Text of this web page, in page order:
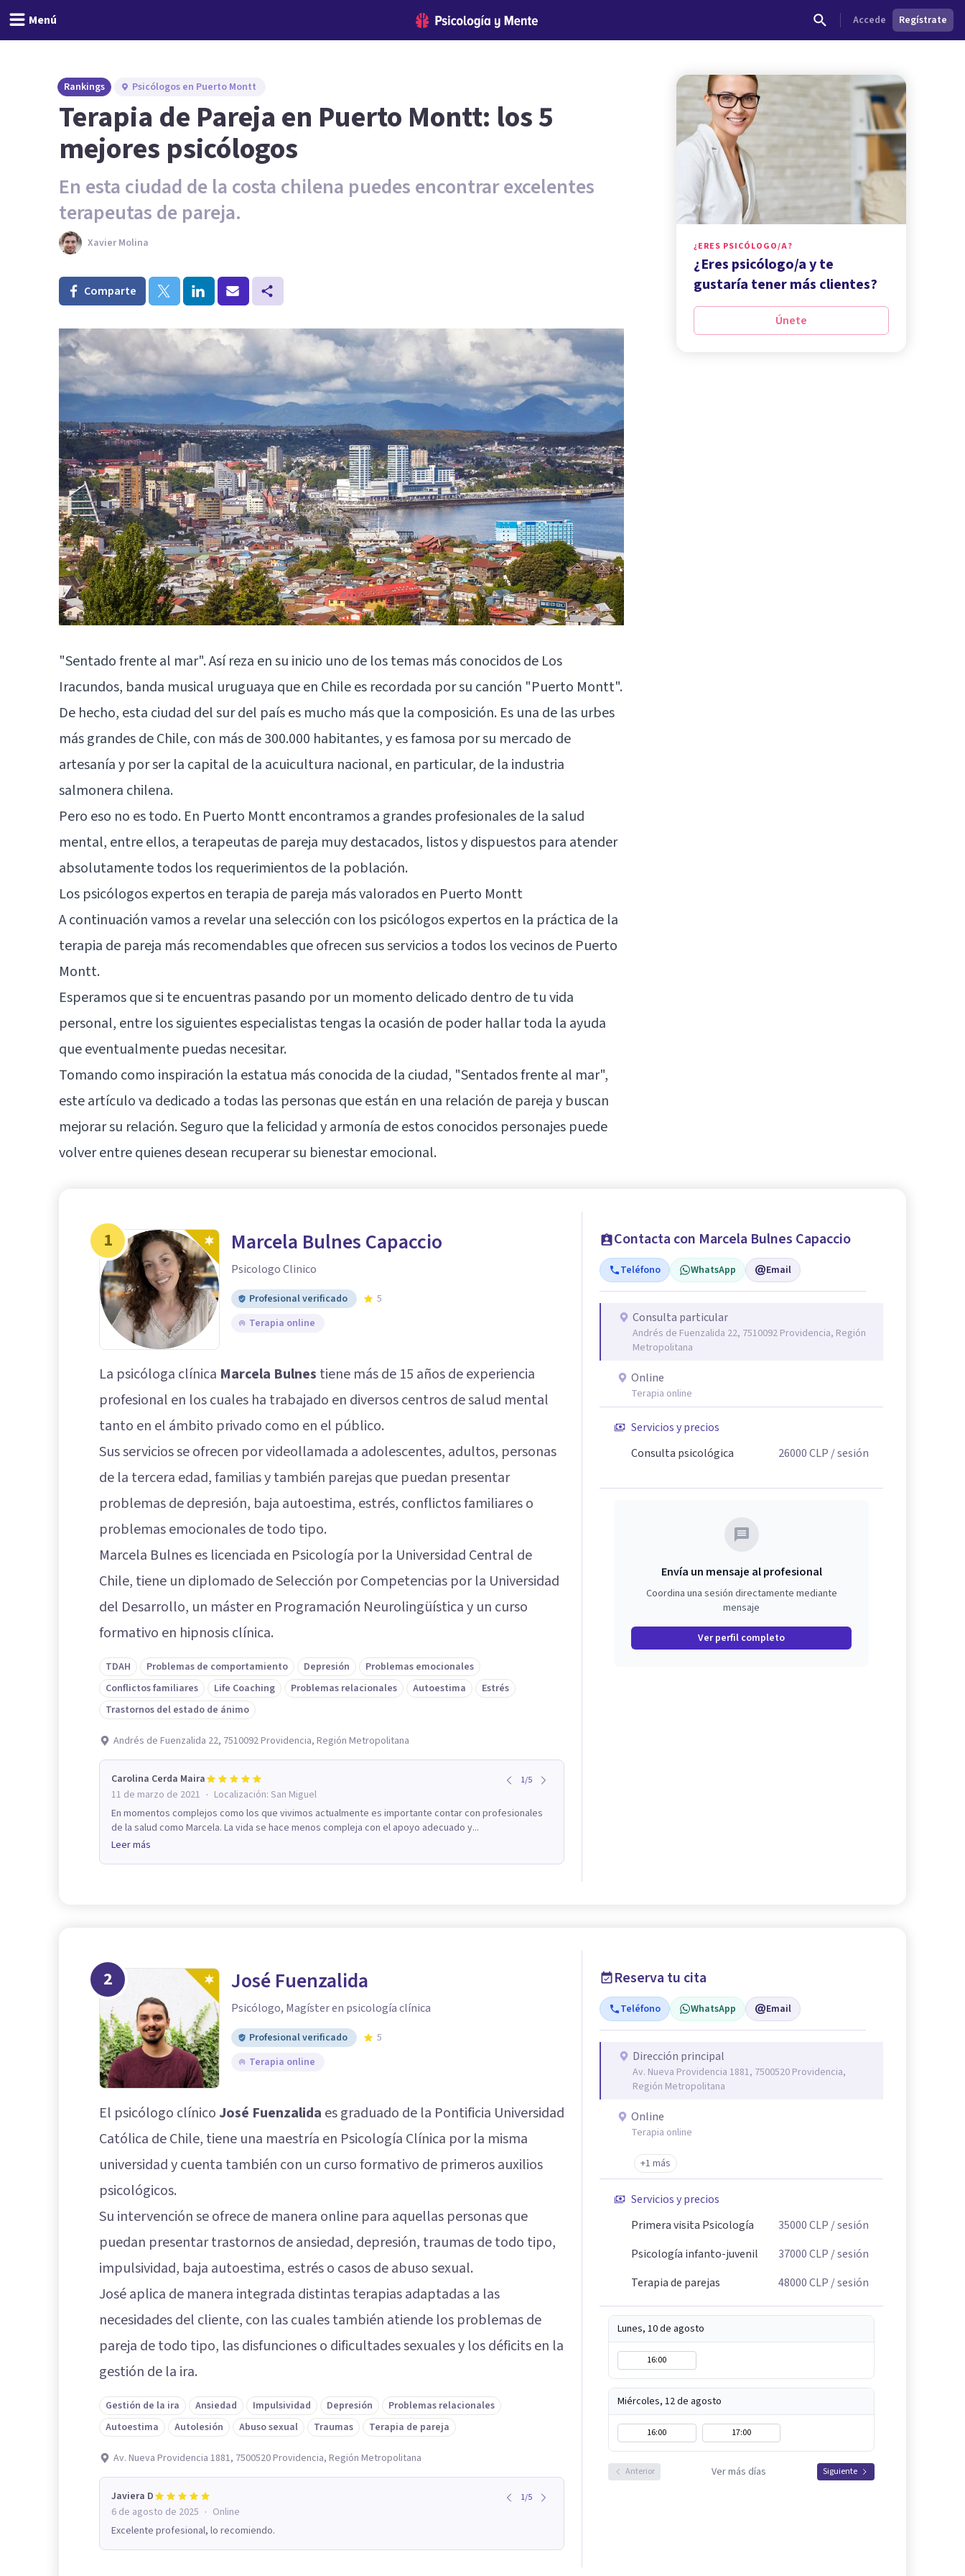
Menú Accede Regístrate
Rankings Psicólogos en Puerto Montt
Terapia de Pareja en Puerto Montt: los 5
mejores psicólogos
En esta ciudad de la costa chilena puedes encontrar excelentes
terapeutas de pareja.
Xavier Molina
Comparte
"Sentado frente al mar". Así reza en su inicio uno de los temas más conocidos de Los
Iracundos, banda musical uruguaya que en Chile es recordada por su canción "Puerto Montt".
De hecho, esta ciudad del sur del país es mucho más que la composición. Es una de las urbes
más grandes de Chile, con más de 300.000 habitantes, y es famosa por su mercado de
artesanía y por ser la capital de la acuicultura nacional, en particular, de la industria
salmonera chilena.
Pero eso no es todo. En Puerto Montt encontramos a grandes profesionales de la salud
mental, entre ellos, a terapeutas de pareja muy destacados, listos y dispuestos para atender
absolutamente todos los requerimientos de la población.
Los psicólogos expertos en terapia de pareja más valorados en Puerto Montt
A continuación vamos a revelar una selección con los psicólogos expertos en la práctica de la
terapia de pareja más recomendables que ofrecen sus servicios a todos los vecinos de Puerto
Montt.
Esperamos que si te encuentras pasando por un momento delicado dentro de tu vida
personal, entre los siguientes especialistas tengas la ocasión de poder hallar toda la ayuda
que eventualmente puedas necesitar.
Tomando como inspiración la estatua más conocida de la ciudad, "Sentados frente al mar",
este artículo va dedicado a todas las personas que están en una relación de pareja y buscan
mejorar su relación. Seguro que la felicidad y armonía de estos conocidos personajes puede
volver entre quienes desean recuperar su bienestar emocional.
¿ERES PSICÓLOGO/A?
¿Eres psicólogo/a y te
gustaría tener más clientes?
Únete
1 Marcela Bulnes Capaccio
Psicologo Clinico
Profesional verificado
5
Terapia online
La psicóloga clínica Marcela Bulnes tiene más de 15 años de experiencia
profesional en los cuales ha trabajado en diversos centros de salud mental
tanto en el ámbito privado como en el público.
Sus servicios se ofrecen por videollamada a adolescentes, adultos, personas
de la tercera edad, familias y también parejas que puedan presentar
problemas de depresión, baja autoestima, estrés, conflictos familiares o
problemas emocionales de todo tipo.
Marcela Bulnes es licenciada en Psicología por la Universidad Central de
Chile, tiene un diplomado de Selección por Competencias por la Universidad
del Desarrollo, un máster en Programación Neurolingüística y un curso
formativo en hipnosis clínica.
TDAH Problemas de comportamiento Depresión
Problemas emocionales
Conflictos familiares
Life Coaching Problemas relacionales Autoestima
Estrés
Trastornos del estado de ánimo
Andrés de Fuenzalida 22, 7510092 Providencia, Región Metropolitana
Carolina Cerda Maira 1/5
11 de marzo de 2021 · Localización: San Miguel
En momentos complejos como los que vivimos actualmente es importante contar con profesionales
de la salud como Marcela. La vida se hace menos compleja con el apoyo adecuado y...
Leer más
Contacta con Marcela Bulnes Capaccio
Teléfono WhatsApp Email
Consulta particular
Andrés de Fuenzalida 22, 7510092 Providencia, Región
Metropolitana
Online
Terapia online
Servicios y precios
Consulta psicológica
26000CLP / sesión
Envía un mensaje al profesional
Coordina una sesión directamente mediante
mensaje
Ver perfil completo
2 José Fuenzalida
Psicólogo, Magíster en psicología clínica
Profesional verificado
5
Terapia online
El psicólogo clínicoJosé Fuenzalida es graduado de la Pontificia Universidad
Católica de Chile, tiene una maestría en Psicología Clínica por la misma
universidad y cuenta también con un curso formativo de primeros auxilios
psicológicos.
Su intervención se ofrece de manera online para aquellas personas que
puedan presentar trastornos de ansiedad, depresión, traumas de todo tipo,
impulsividad, baja autoestima, estrés o casos de abuso sexual.
José aplica de manera integrada distintas terapias adaptadas a las
necesidades del cliente, con las cuales también atiende los problemas de
pareja de todo tipo, las disfunciones o dificultades sexuales y los déficits en la
gestión de la ira.
Gestión de la ira Ansiedad Impulsividad Depresión
Problemas relacionales
Autoestima
Autolesión Abuso sexual Traumas Terapia de pareja
Av. Nueva Providencia 1881, 7500520 Providencia, Región Metropolitana
Javiera D 1/5
6 de agosto de 2025 · Online
Excelente profesional, lo recomiendo.
Reserva tu cita
Teléfono WhatsApp Email
Dirección principal
Av. Nueva Providencia 1881, 7500520 Providencia,
Región Metropolitana
Online
Terapia online
+1 más
Servicios y precios
Primera visita Psicología
35000CLP / sesión
Psicología infanto-juvenil
37000CLP / sesión
Terapia de parejas
48000CLP / sesión
Lunes, 10 de agosto
16:00
Miércoles, 12 de agosto
16:00 17:00
Anterior Ver más días Siguiente